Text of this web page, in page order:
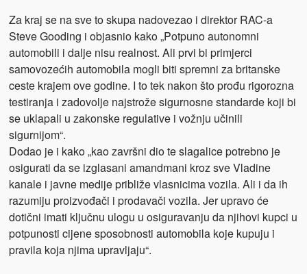
Za kraj se na sve to skupa nadovezao i direktor RAC-a
Steve Gooding i objasnio kako „Potpuno autonomni
automobili i dalje nisu realnost. Ali prvi bi primjerci
samovozećih automobila mogli biti spremni za britanske
ceste krajem ove godine. I to tek nakon što prođu rigorozna
testiranja i zadovolje najstrože sigurnosne standarde koji bi
se uklapali u zakonske regulative i vožnju učinili
sigurnijom“.
Dodao je i kako „kao završni dio te slagalice potrebno je
osigurati da se izglasani amandmani kroz sve Vladine
kanale i javne medije približe vlasnicima vozila. Ali i da ih
razumiju proizvođači i prodavači vozila. Jer upravo će
dotični imati ključnu ulogu u osiguravanju da njihovi kupci u
potpunosti cijene sposobnosti automobila koje kupuju i
pravila koja njima upravljaju“.